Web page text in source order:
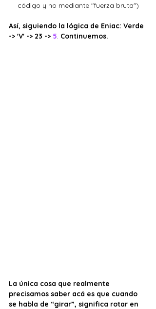
código y no mediante "fuerza bruta")
Así, siguiendo la lógica de Eniac: Verde
-> 'V' -> 23 -> 5. Continuemos.
La única cosa que realmente
precisamos saber acá es que cuando
se habla de “girar”, significa rotar en